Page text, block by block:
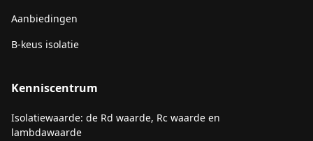
Aanbiedingen
B-keus isolatie
Kenniscentrum
Isolatiewaarde: de Rd waarde, Rc waarde en
lambdawaarde